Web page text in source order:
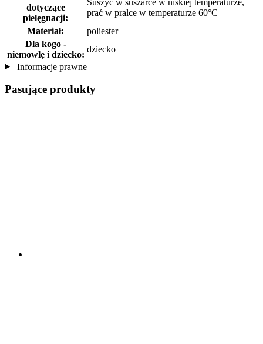
dotyczące
pielęgnacji:
prać w pralce w temperaturze 60°C
Materiał:
poliester
Dla kogo -
niemowlę i dziecko:
dziecko
Informacje prawne
Pasujące produkty